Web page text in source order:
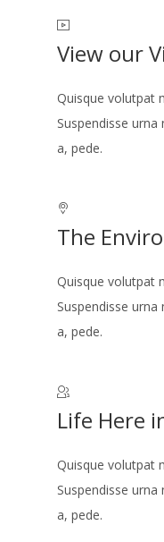
View our
Quisque volutpat
Suspendisse
a, pede.
The
Quisque volutpat
Suspendisse
a, pede.
Life Here
Quisque volutpat
Suspendisse
a, pede.